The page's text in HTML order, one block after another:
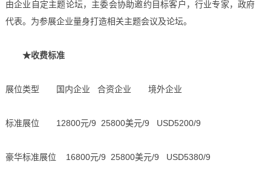
由企业自定主题论坛，主委会协助邀约目标客户，行业专家，政府
代表。为参展企业量身打造相关主题会议及论坛。
★收费标准
展位类型 国内企业 合资企业 境外企业
标准展位 12800元/9 25800美元/9 USD5200/9
豪华标准展位 16800元/9 25800美元/9 USD5380/9